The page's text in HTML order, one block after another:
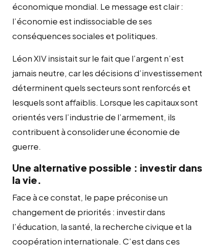
économique mondial. Le message est clair :
l’économie est indissociable de ses
conséquences sociales et politiques.
Léon XIV insistait sur le fait que l’argent n’est
jamais neutre, car les décisions d’investissement
déterminent quels secteurs sont renforcés et
lesquels sont affaiblis. Lorsque les capitaux sont
orientés vers l’industrie de l’armement, ils
contribuent à consolider une économie de
guerre.
Une alternative possible : investir dans
la vie.
Face à ce constat, le pape préconise un
changement de priorités : investir dans
l’éducation, la santé, la recherche civique et la
coopération internationale. C’est dans ces